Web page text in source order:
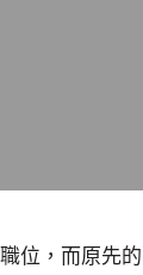
位，而原先